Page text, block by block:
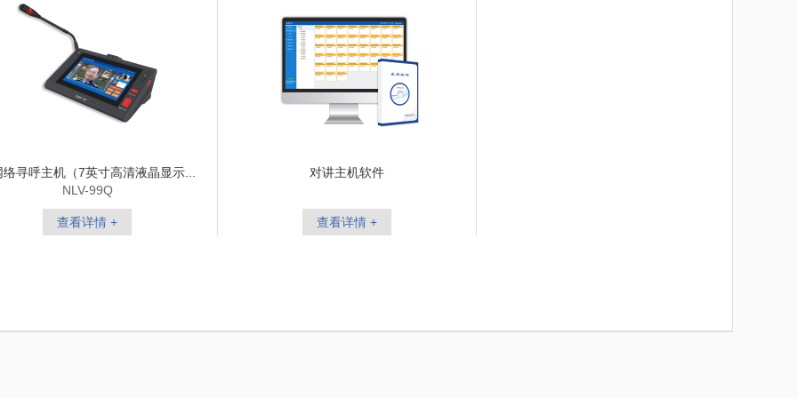
络寻呼主机（7英寸高清液晶显示...
NLV-99Q
查看详情 +
对讲主机软件
查看详情 +